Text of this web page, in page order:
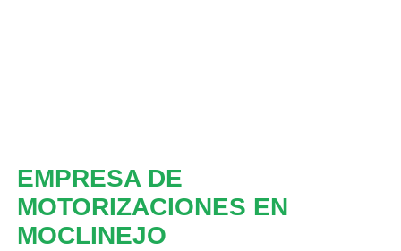
EMPRESA DE
MOTORIZACIONES EN
MOCLINEJO